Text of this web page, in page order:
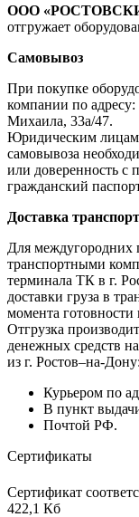
ООО
отгружает
Самовывоз
При покупке
компании по
Михаила, 33а/47.
Юридическим лицам
самовывоза
или доверенность с
гражданский
Доставка
Для междугородних
транспортными
терминала ТК в г.
доставки груза в
момента готовности
Отгрузка
денежных средств
из г. Ростов–на-Дону:
Курьером по
В пункт
Почтой РФ.
Сертификаты
Сертификат
422,1 Кб